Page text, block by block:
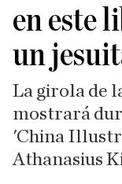
en este
un
La girola de
mostrará
'China
Athanasius